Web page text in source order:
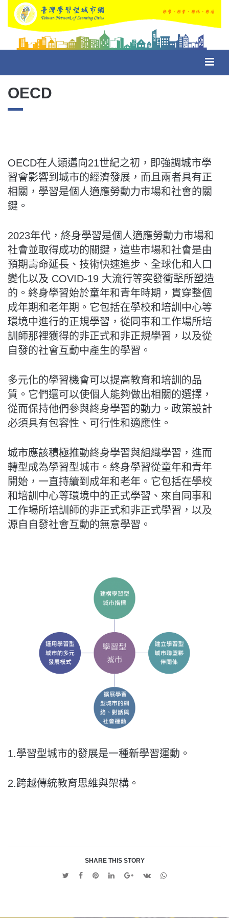
OECD
OECD在人類邁向21世紀之初，即強調城市學
習會影響到城市的經濟發展，而且兩者具有正
相關，學習是個人適應勞動力市場和社會的關
鍵。
2023年代，終身學習是個人適應勞動力市場和
社會並取得成功的關鍵，這些市場和社會是由
預期壽命延長、技術快速進步、全球化和人口
變化以及 COVID-19 大流行等突發衝擊所塑造
的。終身學習始於童年和青年時期，貫穿整個
成年期和老年期。它包括在學校和培訓中心等
環境中進行的正規學習，從同事和工作場所培
訓師那裡獲得的非正式和非正規學習，以及從
自發的社會互動中產生的學習。
多元化的學習機會可以提高教育和培訓的品
質。它們還可以使個人能夠做出相關的選擇，
從而保持他們參與終身學習的動力。政策設計
必須具有包容性、可行性和適應性。
城市應該積極推動終身學習與組織學習，進而
轉型成為學習型城市。終身學習從童年和青年
開始，一直持續到成年和老年。它包括在學校
和培訓中心等環境中的正式學習、來自同事和
工作場所培訓師的非正式和非正式學習，以及
源自自發社會互動的無意學習。
1.學習型城市的發展是一種新學習運動。
2.跨越傳統教育思維與架構。
SHARE THIS STORY
Twitter
Facebook
Pinterest
LinkedinGoogle
VK Whatsapp